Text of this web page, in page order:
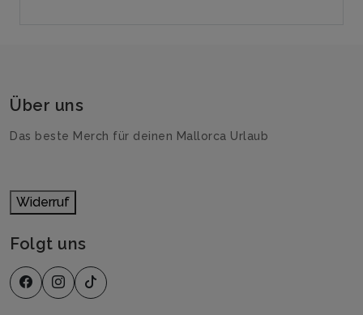
Über uns
Das beste Merch für deinen Mallorca Urlaub
Widerruf
Folgt uns